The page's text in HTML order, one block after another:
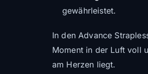
gewährleistet.
In den Advance
Moment in der Luft voll
am Herzen liegt.